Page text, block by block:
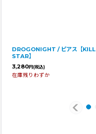
DROGONIGHT / ピアス【KILL
STAR】
3,280円 (税込)
在庫残りわずか